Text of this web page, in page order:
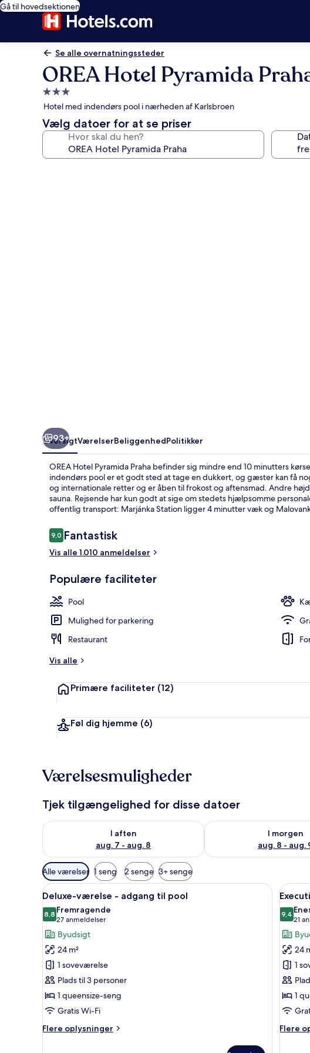
Gå til hovedsektionen
Se alle overnatningssteder
OREA Hotel Pyramida
3.0-
stjernet
overnatningssted
Hotel med indendørs pool i nærheden af Karlsbroen
Vælg datoer for at se priser
Hvor skal du hen?
93+
OversigtVærelserBeliggenhedPolitikker
OREA Hotel Pyramida Praha befinder sig mindre end 10 minutters
indendørs pool er et godt sted at tage en dukkert, og gæster kan få
og internationale retter og er åben til frokost og aftensmad. Andre
sauna. Rejsende har kun godt at sige om stedets hjælpsomme
offentlig transport: Marjánka Station ligger 4 minutter væk og
Anmeldelser
9,09,0 ud af 10.
Fantastisk
Vis alle 1.010 anmeldelser
Populære faciliteter
Pool
Mulighed for parkering
Restaurant
Vis alle
Primære faciliteter (12)
Føl dig hjemme (6)
Værelsesmuligheder
Tjek tilgængelighed for disse datoer
I aften
aug. 7 - aug. 8
Tjek tilgængelighed for i aften aug. 7 - aug. 8
I morgen
aug. 8 - aug.
Tjek tilgængelighed for i
Tilgængelige
filtre
for
værelser
Alle værelser 1 seng 2 senge 3+ senge
Indlæs
alle
billeder
af
Deluxe-
værelse
-
adgang
til
pool
Deluxe-værelse - adgang til pool | Udsigt
9
Deluxe-værelse - adgang til pool
8,88,8 ud af 10
Fremragende
27 anmeldelser
(27
anmeldelser)
Byudsigt
24 m²
1 soveværelse
Plads til 3 personer
1 queensize-seng
Gratis Wi-Fi
Flere oplysninger
Flere
Indlæs
alle
af
-
til
pool
11
9,49,4 ud
21
(21
24
1
1
Flere
Flere